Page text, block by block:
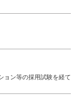
ョン等の採用試験を経て